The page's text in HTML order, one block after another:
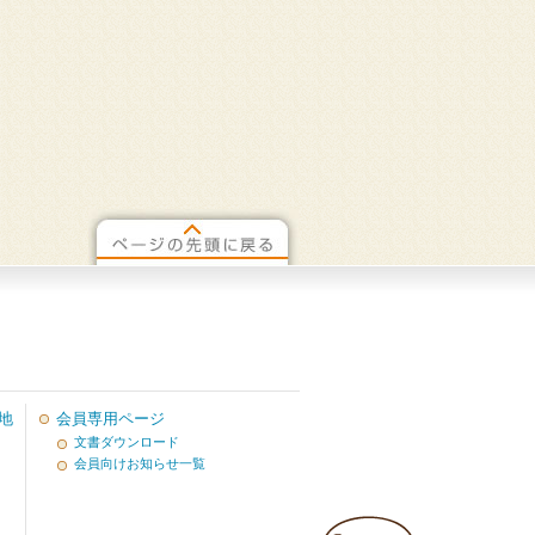
会員専用ページ
文書ダウンロード
会員向けお知らせ一覧